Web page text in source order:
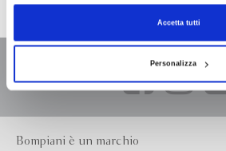
Accetta tutti
Personalizza
Bompiani è un marchio